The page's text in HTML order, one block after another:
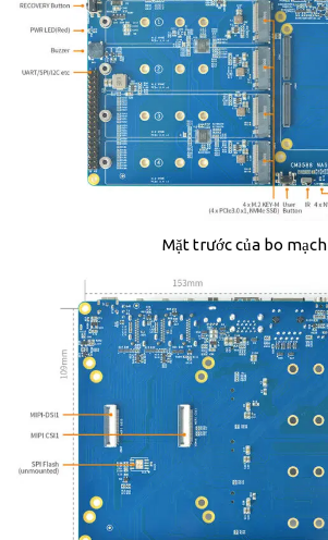
Mặt trước của bo mạch